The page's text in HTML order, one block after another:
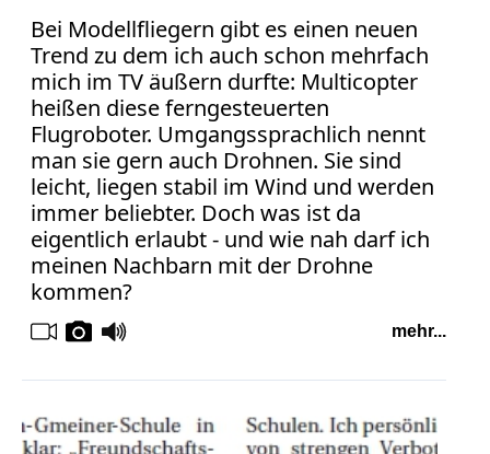
Bei Modellfliegern gibt es einen neuen
Trend zu dem ich auch schon mehrfach
mich im TV äußern durfte: Multicopter
heißen diese ferngesteuerten
Flugroboter. Umgangssprachlich nennt
man sie gern auch Drohnen. Sie sind
leicht, liegen stabil im Wind und werden
immer beliebter. Doch was ist da
eigentlich erlaubt - und wie nah darf ich
meinen Nachbarn mit der Drohne
kommen?
mehr...
Facebook
Fotorecht
Google
Haftung
Influencer
Instagram
Internetrecht
Markenrecht
Meinungsfreiheit
Persönlichkeitsrecht
Print
TV